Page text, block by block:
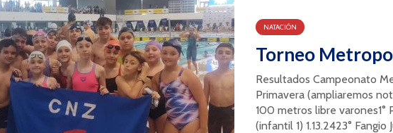
NATACIÓN
Torneo
Resultados Campeonato
Primavera (ampliaremos
100 metros libre varones1°
(infantil 1) 1.13.2423° Fangio